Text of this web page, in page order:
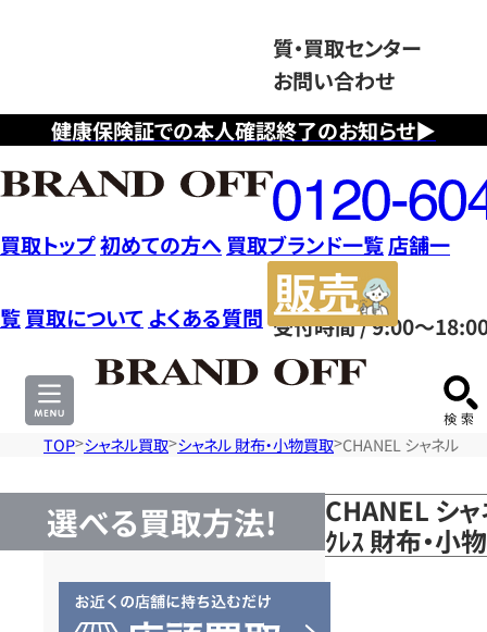
健康保険証での本人確認終了のお知らせ▶
質・買取センター
お問い合わせ
フ
リ
ー
ダ
イ
ヤ
ル
0120604117
受付時間 / 9:00～
買取トップ初めての方へ 買取ブランド一覧店舗一
覧 買取について よくある質問
サ
TOP シャネル買取 シャネル 財布・小物買取 CHANEL シャネル ﾊﾟ
選べる買取方法!
CHANEL シ
ｸﾚｽ 財布・小